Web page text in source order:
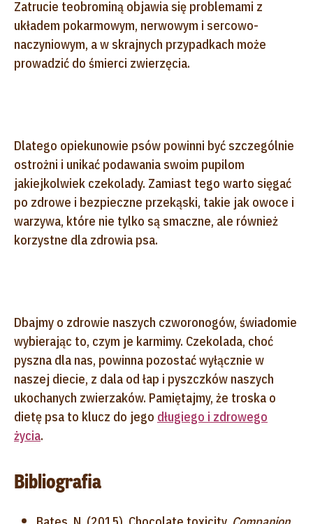
Zatrucie teobrominą objawia się problemami z
układem pokarmowym, nerwowym i sercowo-
naczyniowym, a w skrajnych przypadkach może
prowadzić do śmierci zwierzęcia.
Dlatego opiekunowie psów powinni być szczególnie
ostrożni i unikać podawania swoim pupilom
jakiejkolwiek czekolady. Zamiast tego warto sięgać
po zdrowe i bezpieczne przekąski, takie jak owoce i
warzywa, które nie tylko są smaczne, ale również
korzystne dla zdrowia psa.
Dbajmy o zdrowie naszych czworonogów, świadomie
wybierając to, czym je karmimy. Czekolada, choć
pyszna dla nas, powinna pozostać wyłącznie w
naszej diecie, z dala od łap i pyszczków naszych
ukochanych zwierzaków. Pamiętajmy, że troska o
dietę psa to klucz do jego długiego i zdrowego
życia.
Bibliografia